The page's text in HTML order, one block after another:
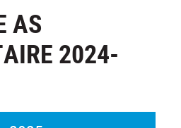
AS
2024-